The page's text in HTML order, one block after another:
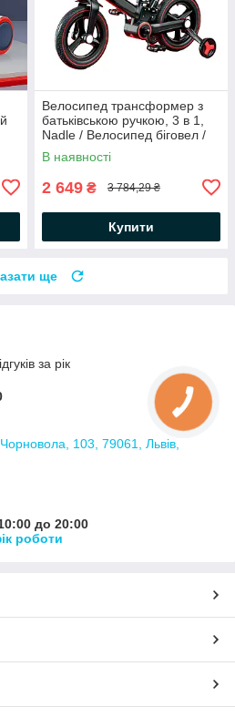
Велосипед трансформер з
батьківською ручкою, 3 в 1,
Nadle / Велосипед біговел /
Велосипед дитячий
В наявності
2 649 ₴ 3 784,29 ₴
Купити
ще
за рік
103, 79061, Львів,
до 20:00
роботи